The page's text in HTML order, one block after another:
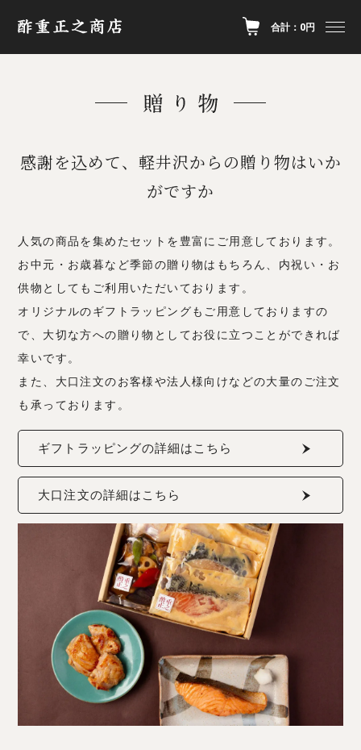
合計：0円
感謝を込めて、軽井沢からの贈り物はいか
がですか
人気の商品を集めたセットを豊富にご用意しております。
お中元・お歳暮など季節の贈り物はもちろん、内祝い・お
供物としてもご利用いただいております。
オリジナルのギフトラッピングもご用意しておりますの
で、大切な方への贈り物としてお役に立つことができれば
幸いです。
また、大口注文のお客様や法人様向けなどの大量のご注文
も承っております。
ギフトラッピングの詳細はこちら
大口注文の詳細はこちら